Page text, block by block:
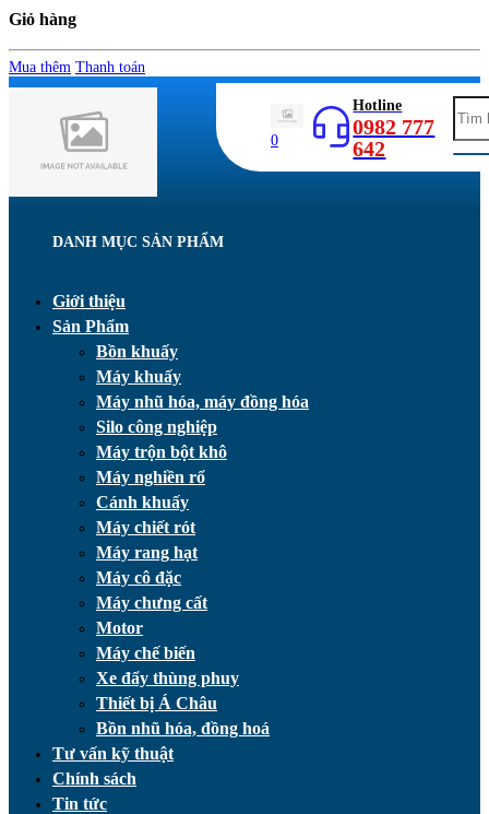
Giỏ hàng
Mua thêm Thanh toán
0
Hotline
0982 777
642
DANH MỤC SẢN PHẨM
Giới thiệu
Sản Phẩm
Bồn khuấy
Máy khuấy
Máy nhũ hóa, máy đồng hóa
Silo công nghiệp
Máy trộn bột khô
Máy nghiền rổ
Cánh khuấy
Máy chiết rót
Máy rang hạt
Máy cô đặc
Máy chưng cất
Motor
Máy chế biến
Xe đẩy thùng phuy
Thiết bị Á Châu
Bồn nhũ hóa, đồng hoá
Tư vấn kỹ thuật
Chính sách
Tin tức